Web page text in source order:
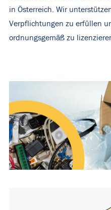
in Österreich. Wir
Verpflichtungen zu erfüllen
ordnungsgemäß zu